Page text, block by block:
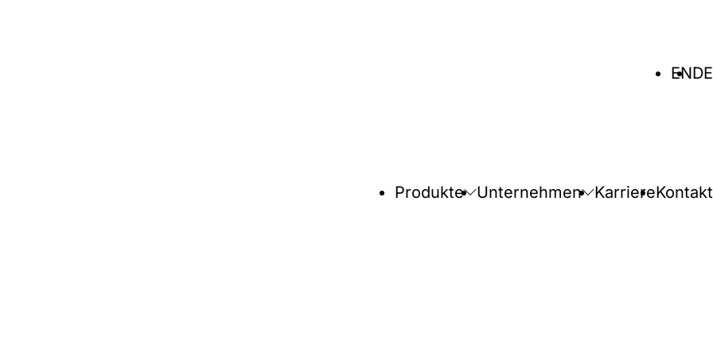
Sprache
ENDE
Produkte Unternehmen KarriereKontakt